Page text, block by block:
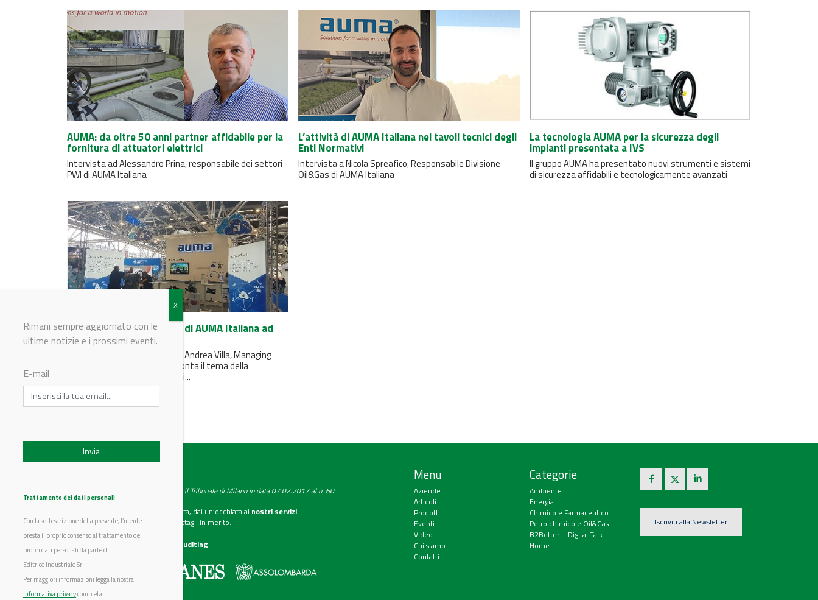
AUMA: da oltre 50 anni partner affidabile per la
fornitura di attuatori elettrici
Intervista ad Alessandro Prina, responsabile dei settori
PWI di AUMA Italiana
L’attività di AUMA Italiana nei tavoli tecnici degli
Enti Normativi
Intervista a Nicola Spreafico, Responsabile Divisione
Oil&Gas di AUMA Italiana
La tecnologia AUMA per la sicurezza degli
impianti presentata a IVS
Il gruppo AUMA ha presentato nuovi strumenti e sistemi
di sicurezza affidabili e tecnologicamente avanzati
Intervista ad Andrea Villa di AUMA Italiana ad
Accadueo
In occasione di Accadueo 2018 Andrea Villa, Managing
Director di AUMA Italiana affronta il tema della
digitalizzazione nei processi di...
Testata giornalistica registrata presso il Tribunale di Milano in data 07.02.2017 al n. 60
Se vuoi diventare nostro inserzionista, dai un’occhiata ai nostri servizi.
Scarica il mediakitper maggiori dettagli in merito.
CSST WebAuditing
Editrice Industriale è associata a:
Menu
Aziende
Articoli
Prodotti
Eventi
Video
Chi siamo
Contatti
Categorie
Ambiente
Energia
Chimico e Farmaceutico
Petrolchimico e Oil&Gas
B2Better – Digital Talk
Home
Iscriviti alla Newsletter
Rimani sempre aggiornato con le
ultime notizie e i prossimi eventi.
E-mail
Trattamento dei dati personali
Con la sottoscrizione della presente, l’utente
presta il proprio consenso al trattamento dei
propri dati personali da parte di
Editrice Industriale Srl.
Per maggiori informazioni legga la nostra
informativa privacycompleta.